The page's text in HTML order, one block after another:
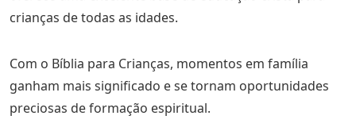
crianças de todas as idades.
Com o Bíblia para Crianças, momentos em família
ganham mais significado e se tornam oportunidades
preciosas de formação espiritual.